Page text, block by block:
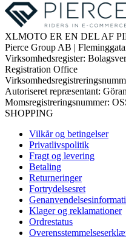
XLMOTO ER EN DEL AF
Pierce Group AB |
Virksomhedsregister:
Registration Office
Autoriseret repræsentant:
Momsregistreringsnummer:
SHOPPING
Vilkår og betingelser
Privatlivspolitik
Fragt og levering
Betaling
Returneringer
Fortrydelsesret
Klager og reklamationer
Ordrestatus